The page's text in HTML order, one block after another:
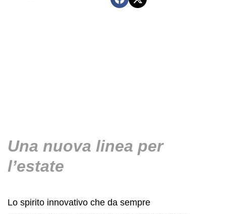
Una nuova linea per
l’estate
Lo spirito innovativo che da sempre